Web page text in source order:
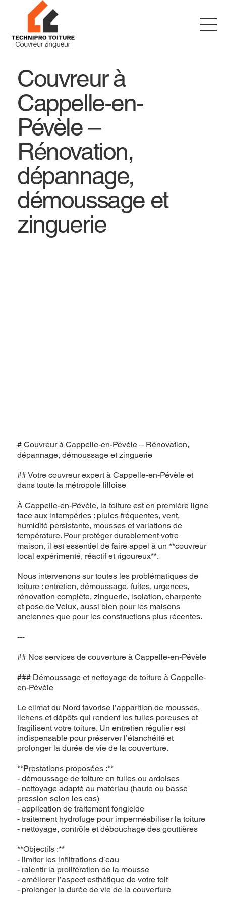
Couvreur à
Cappelle-en-
Pévèle –
Rénovation,
dépannage,
démoussage et
zinguerie
# Couvreur à Cappelle-en-Pévèle – Rénovation,
dépannage, démoussage et zinguerie
## Votre couvreur expert à Cappelle-en-Pévèle et
dans toute la métropole lilloise
À Cappelle-en-Pévèle, la toiture est en première ligne
face aux intempéries : pluies fréquentes, vent,
humidité persistante, mousses et variations de
température. Pour protéger durablement votre
maison, il est essentiel de faire appel à un **couvreur
local expérimenté, réactif et rigoureux**.
Nous intervenons sur toutes les problématiques de
toiture : entretien, démoussage, fuites, urgences,
rénovation complète, zinguerie, isolation, charpente
et pose de Velux, aussi bien pour les maisons
anciennes que pour les constructions plus récentes.
---
## Nos services de couverture à Cappelle-en-Pévèle
### Démoussage et nettoyage de toiture à Cappelle-
en-Pévèle
Le climat du Nord favorise l’apparition de mousses,
lichens et dépôts qui rendent les tuiles poreuses et
fragilisent votre toiture. Un entretien régulier est
indispensable pour préserver l’étanchéité et
prolonger la durée de vie de la couverture.
**Prestations proposées :**
- démoussage de toiture en tuiles ou ardoises
- nettoyage adapté au matériau (haute ou basse
pression selon les cas)
- application de traitement fongicide
- traitement hydrofuge pour imperméabiliser la toiture
- nettoyage, contrôle et débouchage des gouttières
**Objectifs :**
- limiter les infiltrations d’eau
- ralentir la prolifération de la mousse
- améliorer l’aspect esthétique de votre toit
- prolonger la durée de vie de la couverture